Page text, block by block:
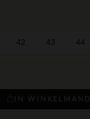
42 43 44
IN WINKELMAND